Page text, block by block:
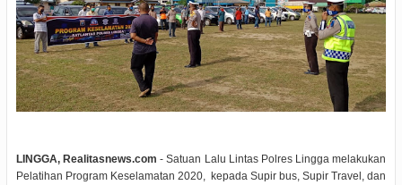
LINGGA, Realitasnews.com - Satuan Lalu Lintas Polres Lingga melakukan
Pelatihan Program Keselamatan 2020, kepada Supir bus, Supir Travel, dan